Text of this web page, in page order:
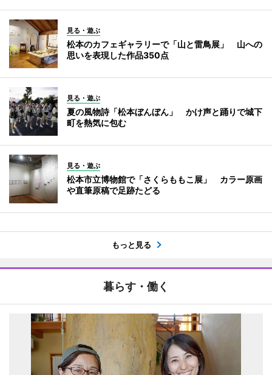
見る・遊ぶ
松本のカフェギャラリーで「山と雷鳥展」 山への
思いを表現した作品350点
見る・遊ぶ
夏の風物詩「松本ぼんぼん」 かけ声と踊りで城下
町を熱気に包む
見る・遊ぶ
松本市立博物館で「さくらももこ展」 カラー原画
や直筆原稿で足跡たどる
もっと見る
暮らす・働く